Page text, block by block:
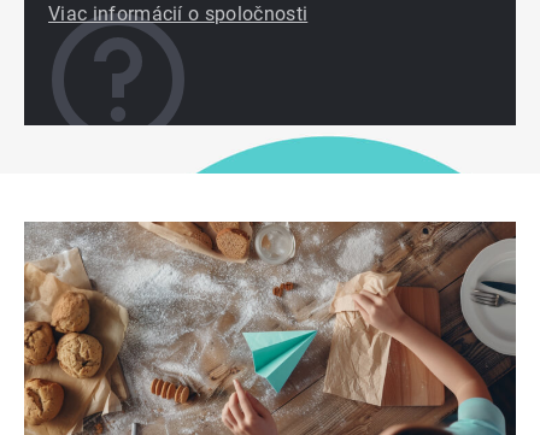
Viac informácií o spoločnosti